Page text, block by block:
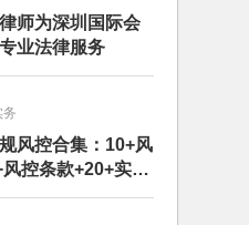
师为深圳国际会
业法律服务
务
风控合集：10+风
控条款+20+实务
态